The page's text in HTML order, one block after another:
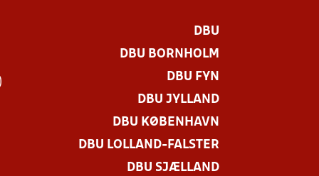
DBU
DBU BORNHOLM
DBU FYN
DBU JYLLAND
DBU KØBENHAVN
DBU LOLLAND-FALSTER
DBU SJÆLLAND